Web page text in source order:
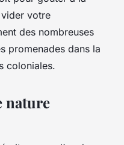
votre
des nombreuses
promenades dans la
coloniales.
nature